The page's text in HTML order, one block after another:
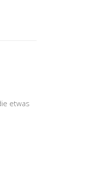
etwas